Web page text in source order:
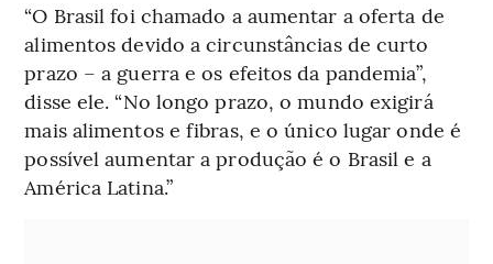
“O Brasil foi chamado a aumentar a oferta de
alimentos devido a circunstâncias de curto
prazo – a guerra e os efeitos da pandemia”,
disse ele. “No longo prazo, o mundo exigirá
mais alimentos e fibras, e o único lugar onde é
possível aumentar a produção é o Brasil e a
América Latina.”